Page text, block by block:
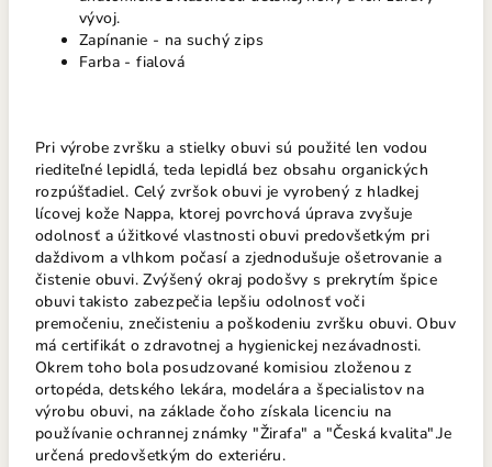
vývoj.
Zapínanie - na suchý zips
Farba - fialová
Pri výrobe zvršku a stielky obuvi sú použité len vodou
riediteľné lepidlá, teda lepidlá bez obsahu organických
rozpúšťadiel. Celý zvršok obuvi je vyrobený z hladkej
lícovej kože Nappa, ktorej povrchová úprava zvyšuje
odolnosť a úžitkové vlastnosti obuvi predovšetkým pri
daždivom a vlhkom počasí a zjednodušuje ošetrovanie a
čistenie obuvi. Zvýšený okraj podošvy s prekrytím špice
obuvi takisto zabezpečia lepšiu odolnosť voči
premočeniu, znečisteniu a poškodeniu zvršku obuvi. Obuv
má certifikát o zdravotnej a hygienickej nezávadnosti.
Okrem toho bola posudzované komisiou zloženou z
ortopéda, detského lekára, modelára a špecialistov na
výrobu obuvi, na základe čoho získala licenciu na
používanie ochrannej známky "Žirafa" a "Česká kvalita".Je
určená predovšetkým do exteriéru.